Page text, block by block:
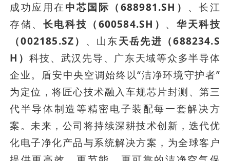
成功应用在中芯国际（688981.SH） 、长江
存储、 长电科技（600584.SH） 、 华天科技
（002185.SZ） 、山东天岳先进（688234.S
H） 科技、武汉先导、广东天域等众多半导体
企业。盾安中央空调始终以“洁净环境守护者”
为定位，将匠心技术融入车规芯片封测、第三
代半导体制造等精密电子装配每一套解决方
案。未来，公司将持续深耕技术创新，迭代优
化电子净化产品与系统解决方案，为全球客户